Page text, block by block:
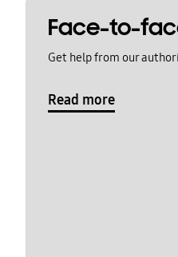
Face-to-
Get help from our
Read more